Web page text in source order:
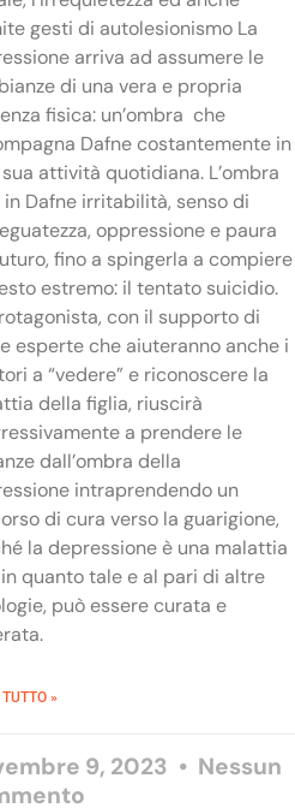
gesti di autolesionismo La
arriva ad assumere le
di una vera e propria
fisica: un’ombra che
Dafne costantemente in
attività quotidiana. L’ombra
in Dafne irritabilità, senso di
oppressione e paura
fino a spingerla a compiere
estremo: il tentato suicidio.
con il supporto di
esperte che aiuteranno anche i
a “vedere” e riconoscere la
della figlia, riuscirà
a prendere le
dall’ombra della
intraprendendo un
di cura verso la guarigione,
la depressione è una malattia
quanto tale e al pari di altre
può essere curata e
TUTTO »
9, 2023
Nessun